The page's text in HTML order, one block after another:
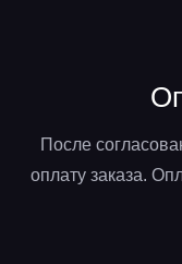
После
оплату заказа.